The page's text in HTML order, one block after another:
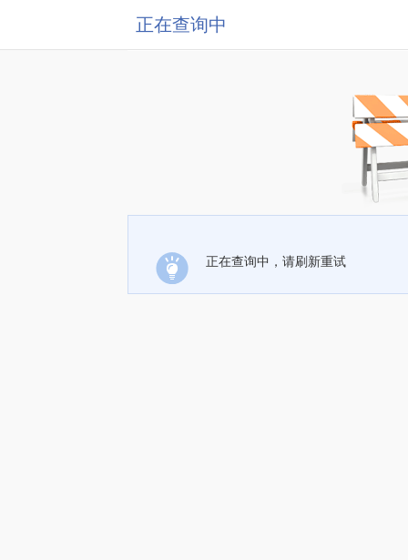
正在查询中
正在查询中，请刷新重试